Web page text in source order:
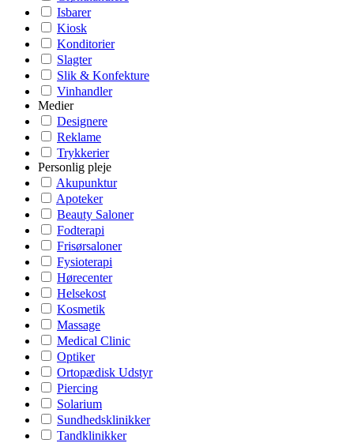
Isbarer
Kiosk
Konditorier
Slagter
Slik & Konfekture
Vinhandler
Medier
Designere
Reklame
Trykkerier
Personlig pleje
Akupunktur
Apoteker
Beauty Saloner
Fodterapi
Frisørsaloner
Fysioterapi
Hørecenter
Helsekost
Kosmetik
Massage
Medical Clinic
Optiker
Ortopædisk Udstyr
Piercing
Solarium
Sundhedsklinikker
Tandklinikker